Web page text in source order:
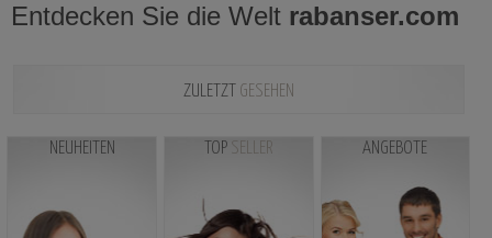
Entdecken Sie die Welt rabanser.com
ZULETZT GESEHEN
NEUHEITEN TOP SELLER ANGEBOTE